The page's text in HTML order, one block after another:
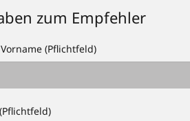
zum Empfehler
(Pflichtfeld)